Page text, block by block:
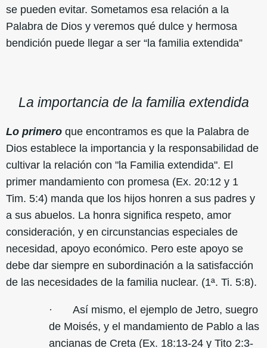
se pueden evitar. Sometamos esa relación a la
Palabra de Dios y veremos qué dulce y hermosa
bendición puede llegar a ser “la familia extendida”
La importancia de la familia extendida
Lo primero que encontramos es que la Palabra de
Dios establece la importancia y la responsabilidad de
cultivar la relación con "la Familia extendida". El
primer mandamiento con promesa (Ex. 20:12 y 1
Tim. 5:4) manda que los hijos honren a sus padres y
a sus abuelos. La honra significa respeto, amor
consideración, y en circunstancias especiales de
necesidad, apoyo económico. Pero este apoyo se
debe dar siempre en subordinación a la satisfacción
de las necesidades de la familia nuclear. (1ª. Ti. 5:8).
· Así mismo, el ejemplo de Jetro, suegro
de Moisés, y el mandamiento de Pablo a las
ancianas de Creta (Ex. 18:13-24 y Tito 2:3-